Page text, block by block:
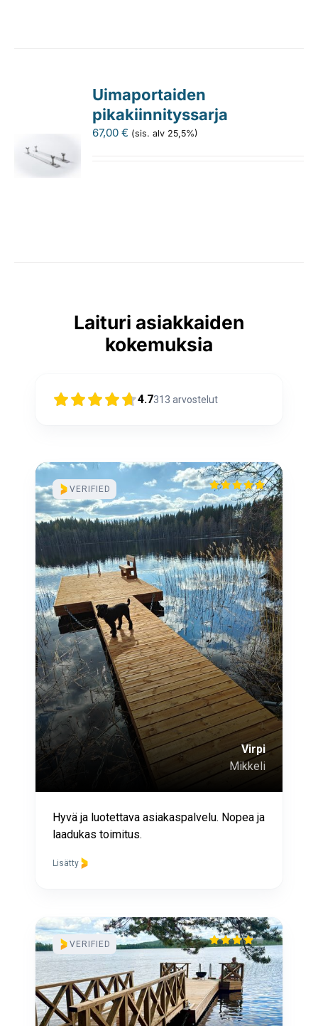
Uimaportaiden
pikakiinnityssarja
67,00€ (sis. alv 25,5%)
Laituri asiakkaiden
kokemuksia
4.7313 arvostelut
VERIFIED
Virpi
Mikkeli
Hyvä ja luotettava asiakaspalvelu. Nopea ja
laadukas toimitus.
Lisätty
VERIFIED